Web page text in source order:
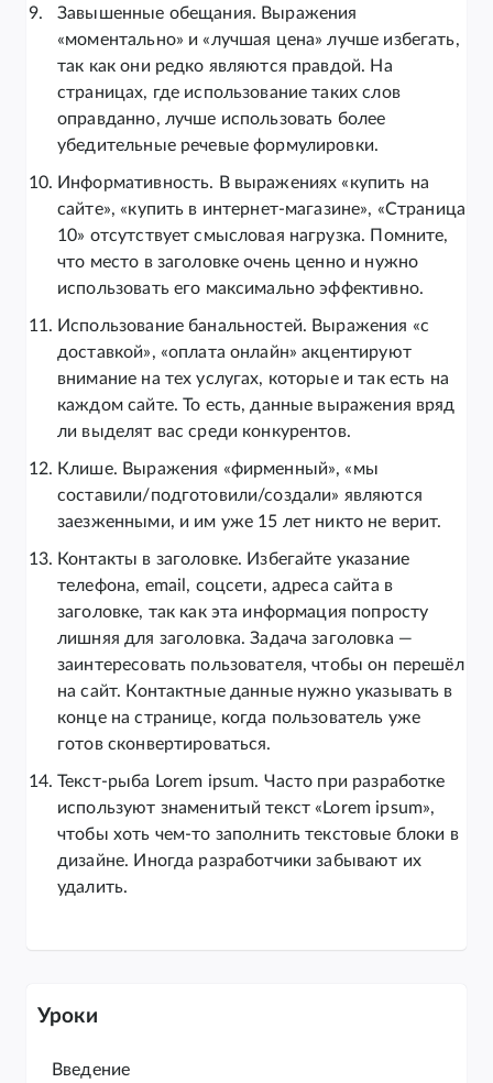
Уроки
Введение
Завышенные обещания. Выражения
«моментально» и «лучшая цена» лучше избегать,
так как они редко являются правдой. На
страницах, где использование таких слов
оправданно, лучше использовать более
убедительные речевые формулировки.
Информативность. В выражениях «купить на
сайте», «купить в интернет-магазине», «Страница
10» отсутствует смысловая нагрузка. Помните,
что место в заголовке очень ценно и нужно
использовать его максимально эффективно.
Использование банальностей. Выражения «с
доставкой», «оплата онлайн» акцентируют
внимание на тех услугах, которые и так есть на
каждом сайте. То есть, данные выражения вряд
ли выделят вас среди конкурентов.
Клише. Выражения «фирменный», «мы
составили/подготовили/создали» являются
заезженными, и им уже 15 лет никто не верит.
Контакты в заголовке. Избегайте указание
телефона, email, соцсети, адреса сайта в
заголовке, так как эта информация попросту
лишняя для заголовка. Задача заголовка —
заинтересовать пользователя, чтобы он перешёл
на сайт. Контактные данные нужно указывать в
конце на странице, когда пользователь уже
готов сконвертироваться.
Текст-рыба Lorem ipsum. Часто при разработке
используют знаменитый текст «Lorem ipsum»,
чтобы хоть чем-то заполнить текстовые блоки в
дизайне. Иногда разработчики забывают их
удалить.